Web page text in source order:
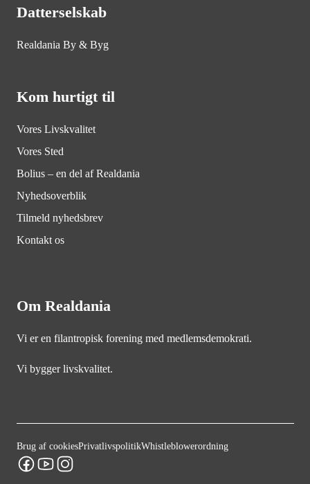
Datterselskab
Realdania By & Byg
Kom hurtigt til
Vores Livskvalitet
Vores Sted
Bolius – en del af Realdania
Nyhedsoverblik
Tilmeld nyhedsbrev
Kontakt os
Om Realdania
Vi er en filantropisk forening med medlemsdemokrati.
Vi bygger livskvalitet.
Brug af cookiesPrivatlivspolitikWhistleblowerordning